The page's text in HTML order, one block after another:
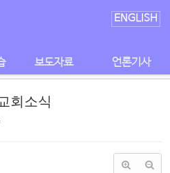
ENGLISH
보도자료 언론기사
회소식